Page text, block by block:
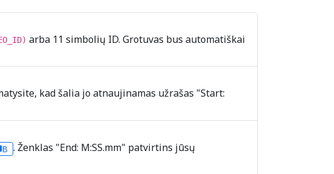
arba 11 simbolių ID. Grotuvas bus automatiškai
kad šalia jo atnaujinamas užrašas "Start:
B . Ženklas "End: M:SS.mm" patvirtins jūsų